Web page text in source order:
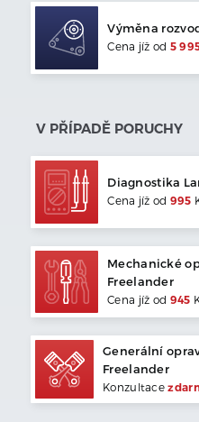
Výměna
Cena jíž od 5
V PŘÍPADĚ PORUCHY
Diagnostika
Cena jíž od 995
Mechanické
Freelander
Cena jíž od 945
Generální
Freelander
Konzultace